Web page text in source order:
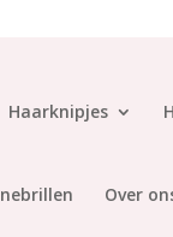
Haarknipjes
Over